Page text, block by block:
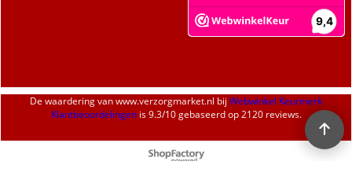
De waardering vanwww.verzorgmarket.nl bij Webwinkel Keurmerk
Klantbeoordelingenis9.3/10gebaseerd op 2120 reviews.
Webwinkel gemaakt met
ShopFactory webwinkel